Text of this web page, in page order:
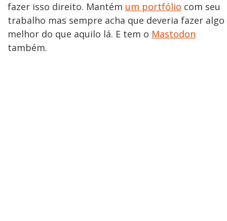
fazer isso direito. Mantém um portfólio com seu
trabalho mas sempre acha que deveria fazer algo
melhor do que aquilo lá. E tem o Mastodon
também.